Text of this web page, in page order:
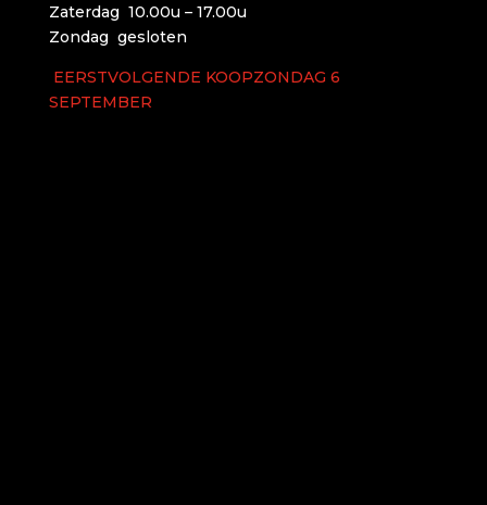
Zaterdag 10.00u – 17.00u
Zondag gesloten
EERSTVOLGENDE KOOPZONDAG 6
SEPTEMBER